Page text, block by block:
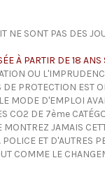
NE SONT PAS DES
À PARTIR DE 18
OU
DE PROTECTION EST
MODE D'EMPLOI
CO2 DE 7ème
MONTREZ JAMAIS
ET D'AUTRES
COMME LE